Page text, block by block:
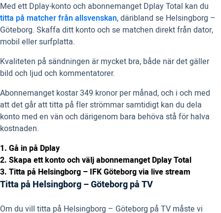
Med ett Dplay-konto och abonnemanget Dplay Total kan du
titta på matcher från allsvenskan, däribland se Helsingborg –
Göteborg. Skaffa ditt konto och se matchen direkt från dator,
mobil eller surfplatta.
Kvaliteten på sändningen är mycket bra, både när det gäller
bild och ljud och kommentatorer.
Abonnemanget kostar 349 kronor per månad, och i och med
att det går att titta på fler strömmar samtidigt kan du dela
konto med en vän och därigenom bara behöva stå för halva
kostnaden.
1. Gå in på Dplay
2. Skapa ett konto och välj abonnemanget Dplay Total
3. Titta på Helsingborg – IFK Göteborg via live stream
Titta på Helsingborg – Göteborg på TV
Om du vill titta på Helsingborg – Göteborg på TV måste vi